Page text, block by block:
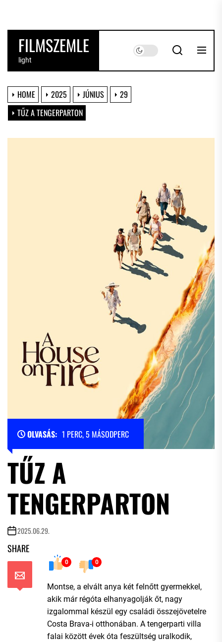
the
contentFILMSZEMLE
light
HOME 2025 JÚNIUS
29
TŰZ A TENGERPARTON
OLVASÁS: 1 PERC, 5 MÁSODPERC
TŰZ A
TENGERPARTON
2025.06.29.
SHARE
0 0
Montse, a elvált anya két felnőtt gyermekkel,
akik már régóta elhanyagolják őt, nagy
izgalommal készül egy családi összejövetelre
Costa Brava-i otthonában. A tengerparti villa
falai között évek óta feszültség uralkodik,